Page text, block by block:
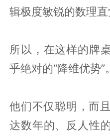
辑极度敏锐的数理直
所以，在这样的牌
乎绝对的“降维优势”。
他们不仅聪明，而
达数年的、反人性